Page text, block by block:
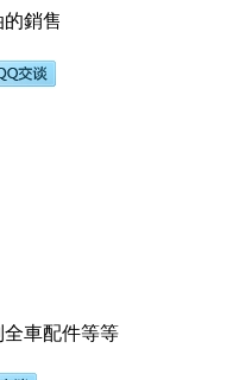
的銷售
車配件等等